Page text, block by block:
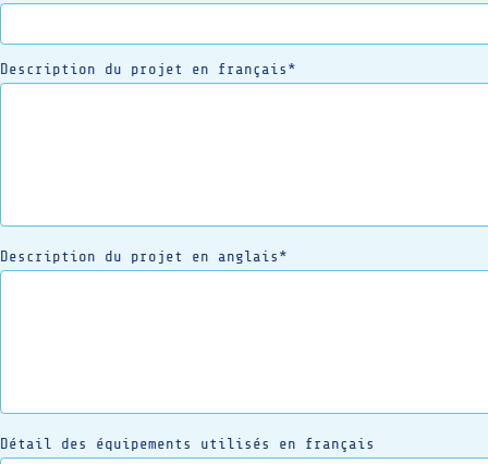
Description du projet en français*
Description du projet en anglais*
Détail des équipements utilisés en français